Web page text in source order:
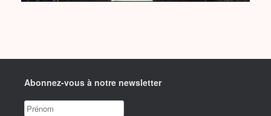
Abonnez-vous à notre newsletter